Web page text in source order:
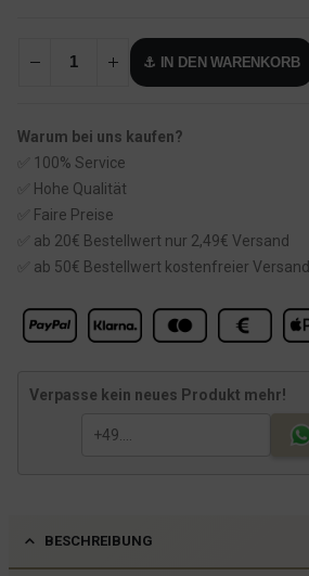
s
p
ü
n
g
i
c
h
e
P
r
w
t
u
P
r
e
i
i
⚓ IN DEN WARENKORB
Warum bei uns kaufen?
✅ 100% Service
✅ Hohe Qualität
✅ Faire Preise
✅ ab 20€ Bestellwert nur 2,49€ Versand
✅ ab 50€ Bestellwert kostenfreier Versand
Verpasse kein neues Produkt mehr!
BESCHREIBUNG